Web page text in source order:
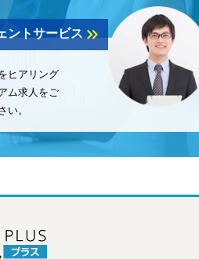
ントサービスkeyboard_double_arrow_right
ヒアリング
ム求人をご
い。